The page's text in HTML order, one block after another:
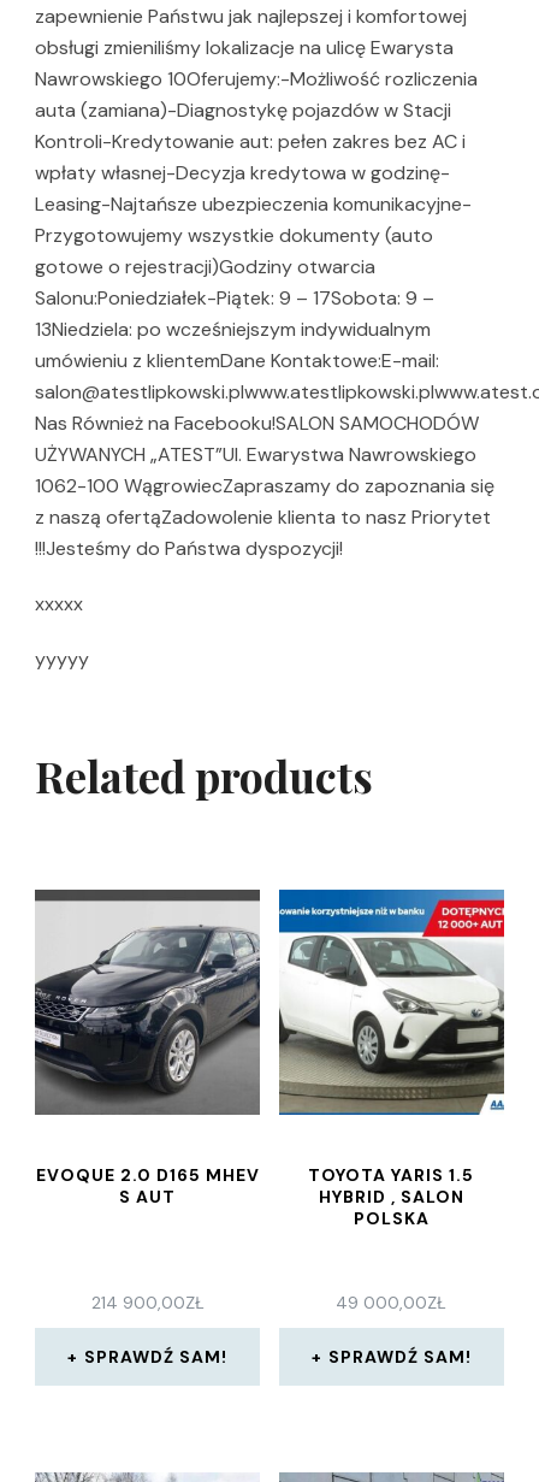
zapewnienie Państwu jak najlepszej i komfortowej
obsługi zmieniliśmy lokalizacje na ulicę Ewarysta
Nawrowskiego 10Oferujemy:-Możliwość rozliczenia
auta (zamiana)-Diagnostykę pojazdów w Stacji
Kontroli-Kredytowanie aut: pełen zakres bez AC i
wpłaty własnej-Decyzja kredytowa w godzinę-
Leasing-Najtańsze ubezpieczenia komunikacyjne-
Przygotowujemy wszystkie dokumenty (auto
gotowe o rejestracji)Godziny otwarcia
Salonu:Poniedziałek-Piątek: 9 – 17Sobota: 9 –
13Niedziela: po wcześniejszym indywidualnym
umówieniu z klientemDane Kontaktowe:E-mail:
Nas Również na Facebooku!SALON SAMOCHODÓW
UŻYWANYCH „ATEST”Ul. Ewarystwa Nawrowskiego
1062-100 WągrowiecZapraszamy do zapoznania się
z naszą ofertąZadowolenie klienta to nasz Priorytet
!!!Jesteśmy do Państwa dyspozycji!
xxxxx
yyyyy
Related products
EVOQUE 2.0 D165 MHEV
S AUT
214 900,00ZŁ
SPRAWDŹ SAM!
TOYOTA YARIS 1.5
HYBRID , SALON
POLSKA
49 000,00ZŁ
SPRAWDŹ SAM!